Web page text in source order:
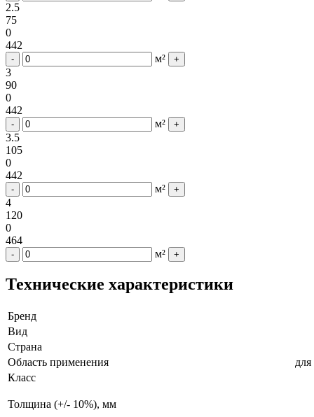
2.5
75
0
442
- м² +
3
90
0
442
- м² +
3.5
105
0
442
- м² +
4
120
0
464
- м² +
Технические характеристики
Бренд
Вид
Страна
Область применения
Класс
Толщина (+/- 10%), мм